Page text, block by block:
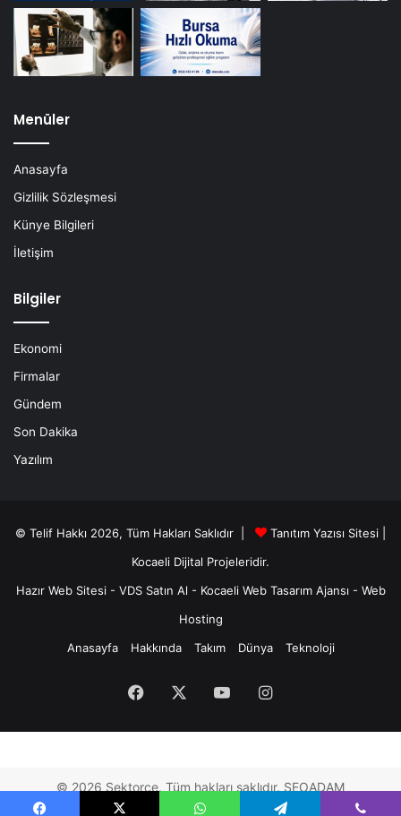
Menüler
Anasayfa
Gizlilik Sözleşmesi
Künye Bilgileri
İletişim
Bilgiler
Ekonomi
Firmalar
Gündem
Son Dakika
Yazılım
© Telif Hakkı 2026, Tüm Hakları Saklıdır |
Tanıtım Yazısı Sitesi |
Kocaeli Dijital Projeleridir.
Hazır Web Sitesi- VDS Satın Al - Kocaeli Web Tasarım Ajansı - Web
Hosting
Anasayfa
Hakkında Takım Dünya Teknoloji
Facebook YouTubeInstagram
© 2026 Sektorce. Tüm hakları saklıdır. SEOADAM
SEO